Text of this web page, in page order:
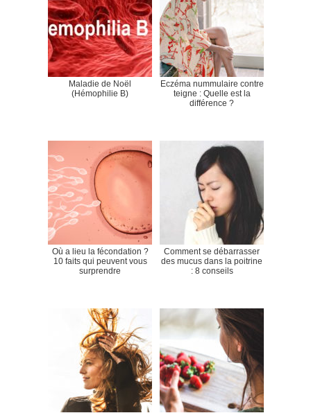
Maladie de Noël
(Hémophilie B)
Eczéma nummulaire contre
teigne : Quelle est la
différence ?
Où a lieu la fécondation ?
10 faits qui peuvent vous
surprendre
Comment se débarrasser
des mucus dans la poitrine
: 8 conseils